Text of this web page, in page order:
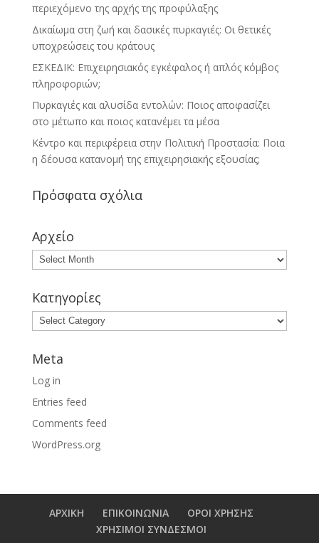
περιεχόμενο της αρχής της προφύλαξης
Δικαίωμα στη ζωή και δασικές πυρκαγιές: Οι θετικές
υποχρεώσεις του κράτους
ΕΣΚΕΔΙΚ: Επιχειρησιακός εγκέφαλος ή απλός κόμβος
πληροφοριών;
Πυρκαγιές και αλυσίδα εντολών: Ποιος αποφασίζει
στο μέτωπο και ποιος κατανέμει τα μέσα
Κέντρο και περιφέρεια στην Πολιτική Προστασία: Ποια
η δέουσα κατανομή της επιχειρησιακής εξουσίας;
Πρόσφατα σχόλια
Αρχείο
Κατηγορίες
Meta
Log in
Entries feed
Comments feed
WordPress.org
ΑΡΧΙΚΗ ΕΠΙΚΟΙΝΩΝΙΑ
ΟΡΟΙ ΧΡΗΣΗΣ
ΧΡΗΣΙΜΟΙ ΣΥΝΔΕΣΜΟΙ